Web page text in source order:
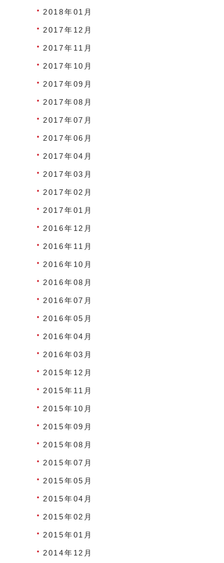
2018年01月
2017年12月
2017年11月
2017年10月
2017年09月
2017年08月
2017年07月
2017年06月
2017年04月
2017年03月
2017年02月
2017年01月
2016年12月
2016年11月
2016年10月
2016年08月
2016年07月
2016年05月
2016年04月
2016年03月
2015年12月
2015年11月
2015年10月
2015年09月
2015年08月
2015年07月
2015年05月
2015年04月
2015年02月
2015年01月
2014年12月